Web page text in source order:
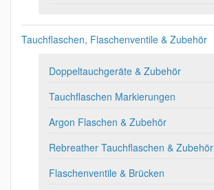
Tauchflaschen, Flaschenventile & Zubehör
Doppeltauchgeräte & Zubehör
Tauchflaschen Markierungen
Argon Flaschen & Zubehör
Rebreather Tauchflaschen & Zubehör
Flaschenventile & Brücken